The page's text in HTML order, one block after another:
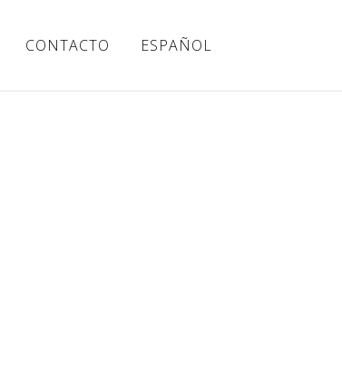
CONTACTO ESPAÑOL